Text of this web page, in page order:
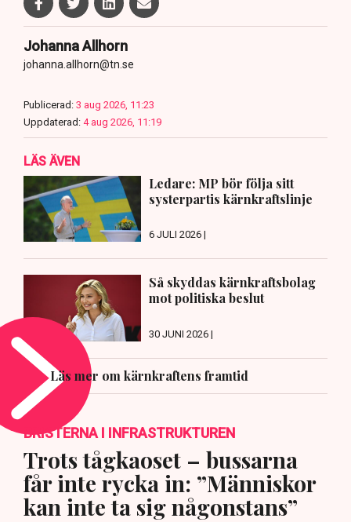
Johanna Allhorn
johanna.allhorn@tn.se
Publicerad: 3 aug 2026, 11:23
Uppdaterad: 4 aug 2026, 11:19
LÄS ÄVEN
Ledare: MP bör följa sitt
systerpartis kärnkraftslinje
6 JULI 2026 |
Så skyddas kärnkraftsbolag
mot politiska beslut
30 JUNI 2026 |
Läs mer om kärnkraftens framtid
BRISTERNA I INFRASTRUKTUREN
Trots tågkaoset – bussarna
får inte rycka in: ”Människor
kan inte ta sig någonstans”